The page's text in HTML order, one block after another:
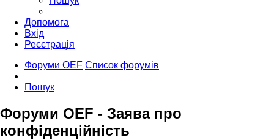
Допомога
Вхід
Реєстрація
Форуми OEF Список форумів
Пошук
Форуми OEF - Заява про
конфіденційність